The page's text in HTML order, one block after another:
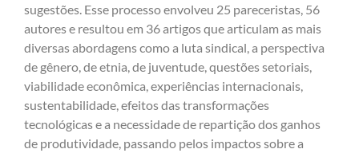
sugestões. Esse processo envolveu 25 pareceristas, 56
autores e resultou em 36 artigos que articulam as mais
diversas abordagens como a luta sindical, a perspectiva
de gênero, de etnia, de juventude, questões setoriais,
viabilidade econômica, experiências interna­cionais,
sustentabilidade, efeitos das transformações
tecnológicas e a necessidade de repartição dos ganhos
de produtividade, passando pelos impactos sobre a